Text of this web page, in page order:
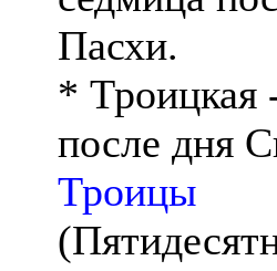
Пасхи.
* Троицкая
после дня
Троицы